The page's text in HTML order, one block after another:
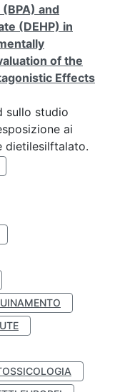
and
(DEHP) in
of the
Effects
sullo studio
ai
dietilesilftalato.